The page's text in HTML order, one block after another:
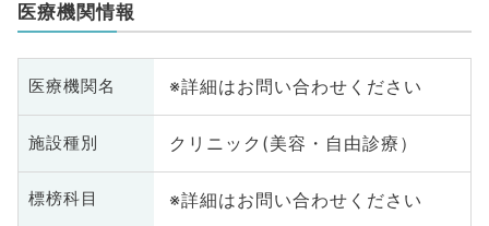
医療機関情報
医療機関名 ※詳細はお問い合わせください
施設種別 クリニック(美容・自由診療）
標榜科目 ※詳細はお問い合わせください